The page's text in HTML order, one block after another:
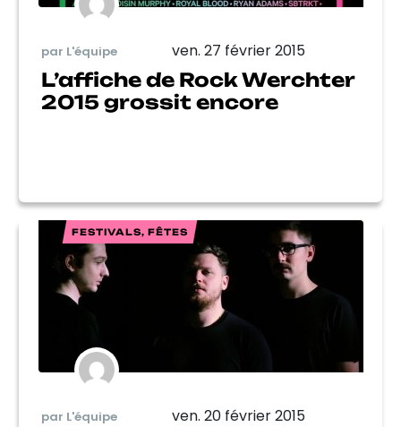
par L'équipe ven. 27 février 2015
L’affiche de Rock Werchter
2015 grossit encore
FESTIVALS, FÊTES
par L'équipe ven. 20 février 2015